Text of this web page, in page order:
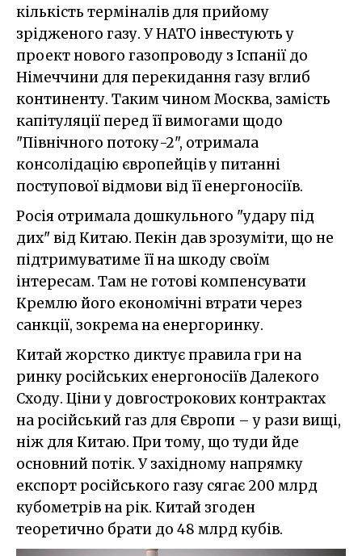
кількість терміналів для прийому
зрідженого газу. У НАТО інвестують у
проект нового газопроводу з Іспанії до
Німеччини для перекидання газу вглиб
континенту. Таким чином Москва, замість
капітуляції перед її вимогами щодо
"Північного потоку-2", отримала
консолідацію європейців у питанні
поступової відмови від її енергоносіїв.
Росія отримала дошкульного "удару під
дих" від Китаю. Пекін дав зрозуміти, що не
підтримуватиме її на шкоду своїм
інтересам. Там не готові компенсувати
Кремлю його економічні втрати через
санкції, зокрема на енергоринку.
Китай жорстко диктує правила гри на
ринку російських енергоносіїв Далекого
Сходу. Ціни у довгострокових контрактах
на російський газ для Європи – у рази вищі,
ніж для Китаю. При тому, що туди йде
основний потік. У західному напрямку
експорт російського газу сягає 200 млрд
кубометрів на рік. Китай згоден
теоретично брати до 48 млрд кубів.